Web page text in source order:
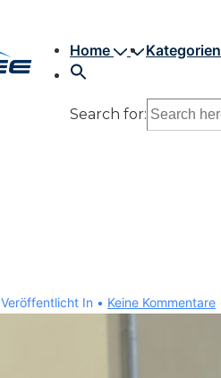
Home Kategorien
Search for:
Veröffentlicht In Keine Kommentare